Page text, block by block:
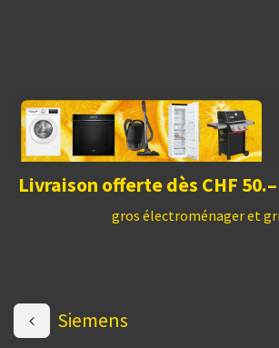
Livraison offerte dès CHF
gros électroménager et
Siemens